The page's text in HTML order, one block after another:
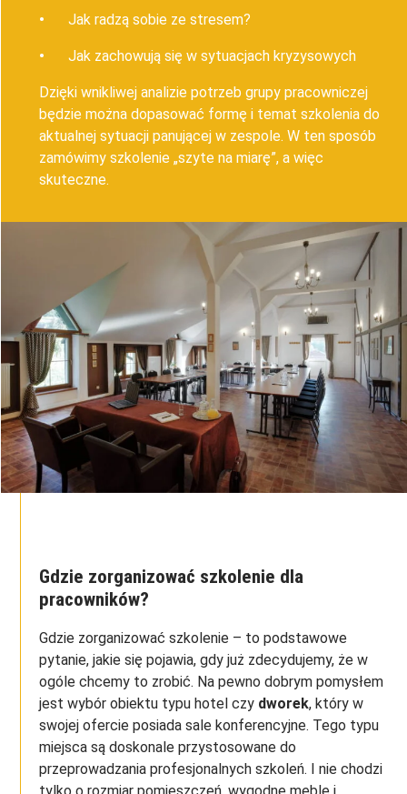
Jak radzą sobie ze stresem?
Jak zachowują się w sytuacjach kryzysowych
Dzięki wnikliwej analizie potrzeb grupy pracowniczej
będzie można dopasować formę i temat szkolenia do
aktualnej sytuacji panującej w zespole. W ten sposób
zamówimy szkolenie „szyte na miarę”, a więc
skuteczne.
Gdzie zorganizować szkolenie dla
pracowników?
Gdzie zorganizować szkolenie – to podstawowe
pytanie, jakie się pojawia, gdy już zdecydujemy, że w
ogóle chcemy to zrobić. Na pewno dobrym pomysłem
jest wybór obiektu typu hotel czy dworek, który w
swojej ofercie posiada sale konferencyjne. Tego typu
miejsca są doskonale przystosowane do
przeprowadzania profesjonalnych szkoleń. I nie chodzi
tylko o rozmiar pomieszczeń, wygodne meble i